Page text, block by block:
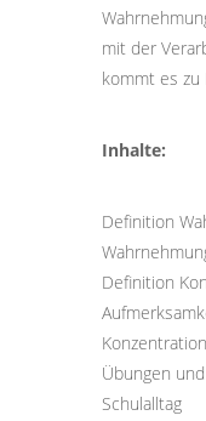
mit der
kommt es zu
Inhalte:
Definition
Definition
Übungen
Schulalltag